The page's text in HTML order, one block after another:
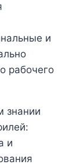
и
рабочего
знании
и